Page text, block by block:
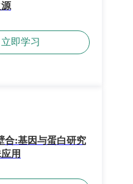
立即学习
合:基因与蛋白研究
用